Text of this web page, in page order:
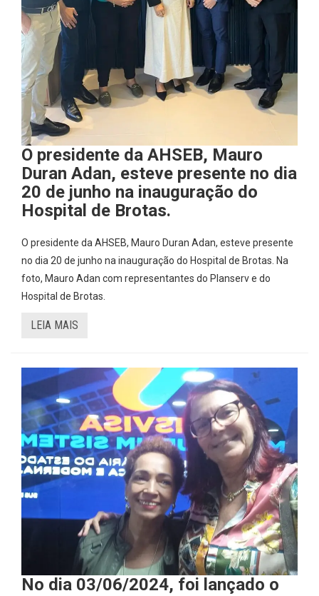
O presidente da AHSEB, Mauro
Duran Adan, esteve presente no dia
20 de junho na inauguração do
Hospital de Brotas.
O presidente da AHSEB, Mauro Duran Adan, esteve presente
no dia 20 de junho na inauguração do Hospital de Brotas. Na
foto, Mauro Adan com representantes do Planserv e do
Hospital de Brotas.
LEIA MAIS
No dia 03/06/2024, foi lançado o